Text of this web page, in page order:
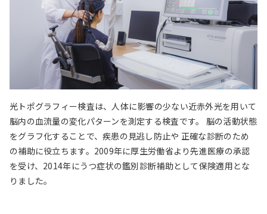
光トポグラフィー検査は、人体に影響の少ない近赤外光を用いて
脳内の血流量の変化パターンを測定する検査です。 脳の活動状態
をグラフ化することで、疾患の見逃し防止や 正確な診断のため
の補助に役立ちます。2009年に厚生労働省より先進医療の承認
を受け、2014年にうつ症状の鑑別診断補助として保険適用とな
りました。